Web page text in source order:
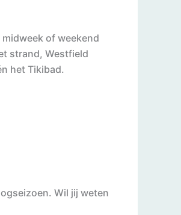
of weekend
strand, Westfield
het Tikibad.
Wil jij weten